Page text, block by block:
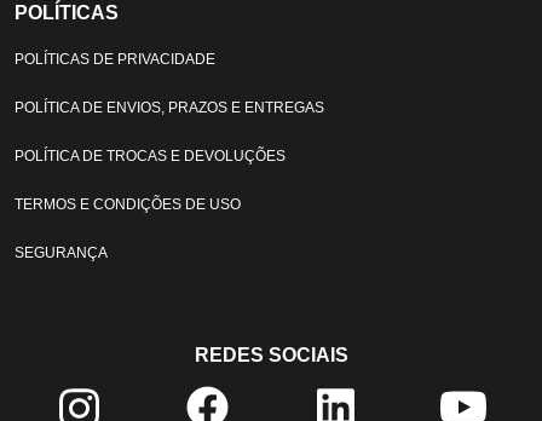
POLÍTICAS
POLÍTICAS DE PRIVACIDADE
POLÍTICA DE ENVIOS, PRAZOS E ENTREGAS
POLÍTICA DE TROCAS E DEVOLUÇÕES
TERMOS E CONDIÇÕES DE USO
SEGURANÇA
REDES SOCIAIS